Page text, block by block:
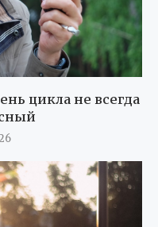
цикла не всегда